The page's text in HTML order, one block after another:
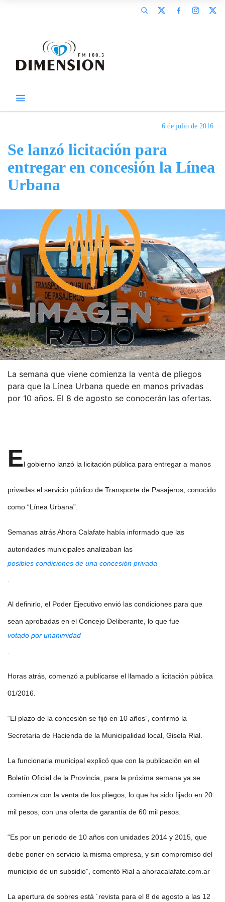
6 de julio de 2016
Se lanzó licitación para
entregar en concesión la Línea
Urbana
La semana que viene comienza la venta de pliegos
para que la Línea Urbana quede en manos privadas
por 10 años. El 8 de agosto se conocerán las ofertas.
El gobierno lanzó la licitación pública para entregar a manos
privadas el servicio público de Transporte de Pasajeros, conocido
como “Línea Urbana”.
Semanas atrás Ahora Calafate había informado que las
autoridades municipales analizaban las
posibles condiciones de una concesión privada
Al definirlo, el Poder Ejecutivo envió las condiciones para que
sean aprobadas en el Concejo Deliberante, lo que fue
votado por unanimidad
Horas atrás, comenzó a publicarse el llamado a licitación pública
01/2016.
“El plazo de la concesión se fijó en 10 años”, confirmó la
Secretaria de Hacienda de la Municipalidad local, Gisela Rial.
La funcionaria municipal explicó que con la publicación en el
Boletín Oficial de la Provincia, para la próxima semana ya se
comienza con la venta de los pliegos, lo que ha sido fijado en 20
mil pesos, con una oferta de garantía de 60 mil pesos.
“Es por un periodo de 10 años con unidades 2014 y 2015, que
debe poner en servicio la misma empresa, y sin compromiso del
municipio de un subsidio”, comentó Rial a ahoracalafate.com.ar
La apertura de sobres está ´revista para el 8 de agosto a las 12